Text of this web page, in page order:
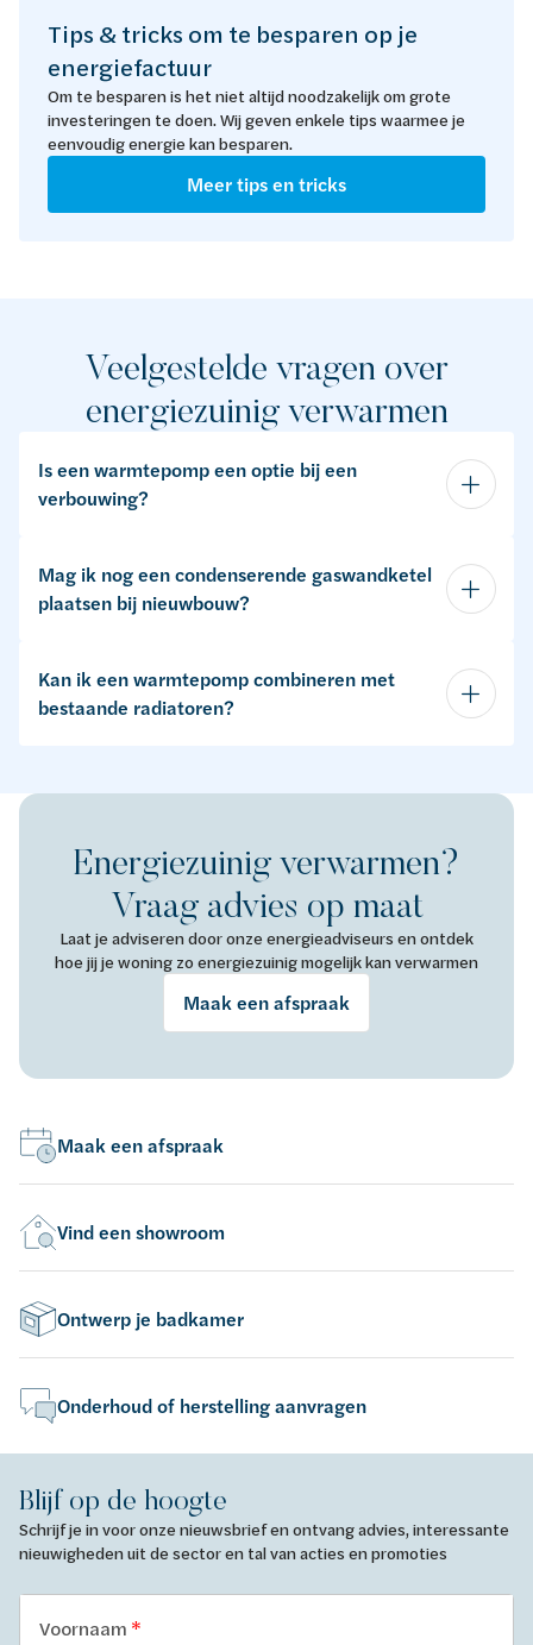
Tips & tricks om te besparen op je
energiefactuur
Om te besparen is het niet altijd noodzakelijk om grote
investeringen te doen. Wij geven enkele tips waarmee je
eenvoudig energie kan besparen.
Meer tips en tricks
Veelgestelde vragen over
energiezuinig verwarmen
Is een warmtepomp een optie bij een
verbouwing?
Mag ik nog een condenserende gaswandketel
plaatsen bij nieuwbouw?
Kan ik een warmtepomp combineren met
bestaande radiatoren?
Energiezuinig verwarmen?
Vraag advies op maat
Laat je adviseren door onze energieadviseurs en ontdek
hoe jij je woning zo energiezuinig mogelijk kan verwarmen
Maak een afspraak
Maak een afspraak
Vind een showroom
Ontwerp je badkamer
Onderhoud of herstelling aanvragen
Blijf op de hoogte
Schrijf je in voor onze nieuwsbrief en ontvang advies, interessante
nieuwigheden uit de sector en tal van acties en promoties
Voornaam